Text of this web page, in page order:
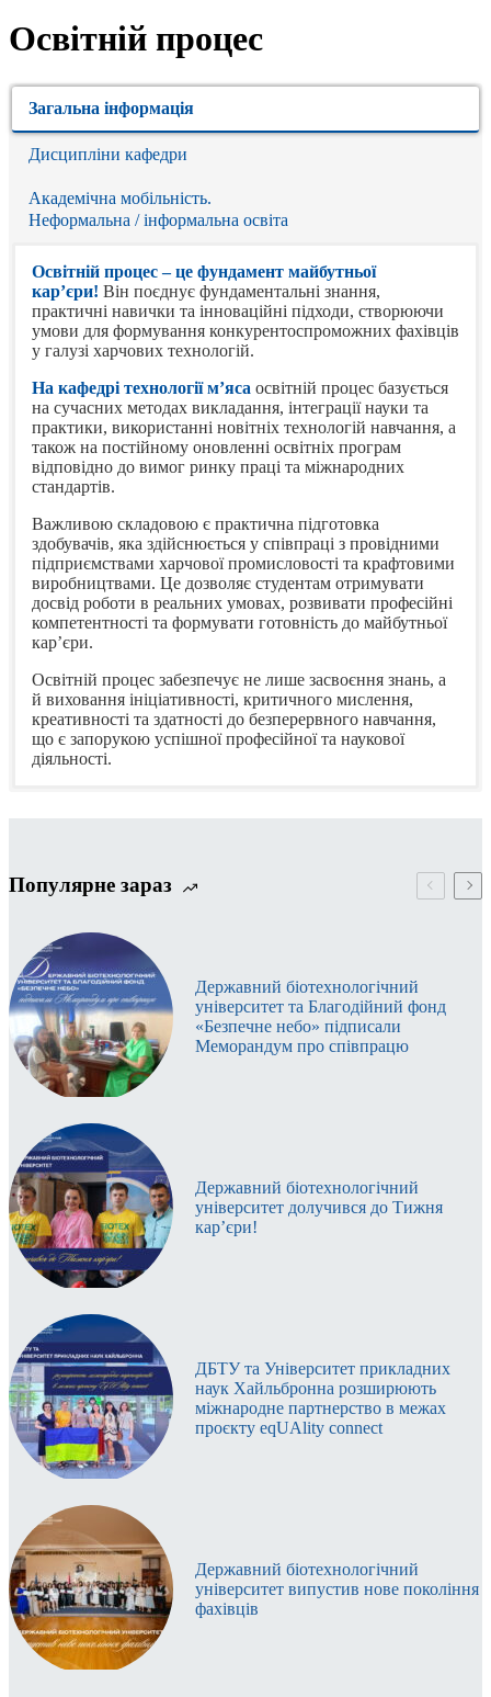
Освітній процес
Загальна інформація
Дисципліни кафедри
Академічна мобільність.
Неформальна / інформальна освіта
Освітній процес – це фундамент майбутньої
кар’єри! Він поєднує фундаментальні знання,
практичні навички та інноваційні підходи, створюючи
умови для формування конкурентоспроможних фахівців
у галузі харчових технологій.
На кафедрі технології м’яса освітній процес базується
на сучасних методах викладання, інтеграції науки та
практики, використанні новітніх технологій навчання, а
також на постійному оновленні освітніх програм
відповідно до вимог ринку праці та міжнародних
стандартів.
Важливою складовою є практична підготовка
здобувачів, яка здійснюється у співпраці з провідними
підприємствами харчової промисловості та крафтовими
виробництвами. Це дозволяє студентам отримувати
досвід роботи в реальних умовах, розвивати професійні
компетентності та формувати готовність до майбутньої
кар’єри.
Освітній процес забезпечує не лише засвоєння знань, а
й виховання ініціативності, критичного мислення,
креативності та здатності до безперервного навчання,
що є запорукою успішної професійної та наукової
діяльності.
п
1.
Крафтові технології м’ясних продуктів (ВД)
2.
Стандартизація, метрологія, сертифікація
3.
Глобальні Food тренди (ВД)
4.
Харчові технології
5.
Нетрадиційний ресурсний потенціал
6.
Глобальні Food тренди в м’ясній промисловості
(ВД)
Фізико-хімічні та біохімічні основи технології
м’ясопродуктів
8.
Маркування харчових продуктів ‒ як читати
етикетки (ВД)
10.
Проектування підприємств галузі
11.
Lean Production у м’ясній промисловості:
ефективність і ресурсозбереження (ВД)
12.
Науково-дослідна робота студентів
13.
Технологія галузі
м’ясної продукції (ВД)
15.
Альтернативні види харчування (ВД)
16.
Технологічний семінар
17.
Ресурсне забезпечення конкурентоспроможності
підприємств м’ясопереробної галузі
Популярне зараз
Державний біотехнологічний
університет та Благодійний фонд
«Безпечне небо» підписали
Меморандум про співпрацю
Державний біотехнологічний
університет долучився до Тижня
кар’єри!
ДБТУ та Університет прикладних
наук Хайльбронна розширюють
міжнародне партнерство в межах
проєкту eqUAlity connect
Державний біотехнологічний
університет випустив нове покоління
фахівців